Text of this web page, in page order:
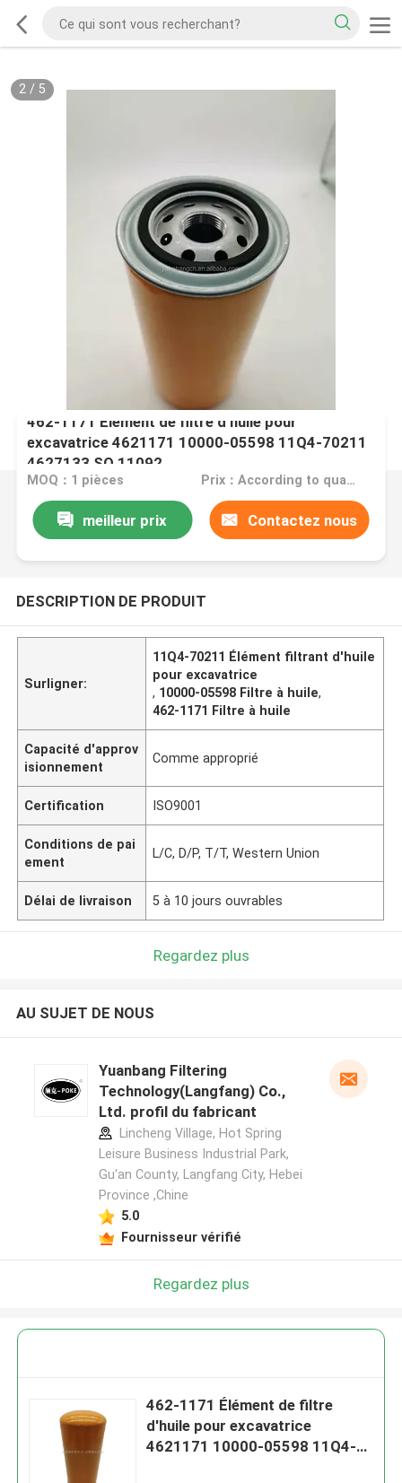
2/ 5
462-1171 Élément de filtre d'huile pour
excavatrice 4621171 10000-05598 11Q4-70211
4627133 SO 11092
MOQ：1 pièces Prix：According to quantity
meilleur prix Contactez nous
DESCRIPTION DE PRODUIT
Surligner:
11Q4-70211 Élément filtrant d'huile
pour excavatrice
, 10000-05598 Filtre à huile,
462-1171 Filtre à huile
Capacité d'approv
isionnement
Comme approprié
Certification ISO9001
Conditions de pai
ement
L/C, D/P, T/T, Western Union
Délai de livraison 5 à 10 jours ouvrables
Regardez plus
AU SUJET DE NOUS
Yuanbang Filtering
Technology(Langfang) Co.,
Ltd. profil du fabricant
Lincheng Village, Hot Spring
Leisure Business Industrial Park,
Gu'an County, Langfang City, Hebei
Province ,Chine
5.0
Fournisseur vérifié
Regardez plus
462-1171 Élément de filtre
d'huile pour excavatrice
4621171 10000-05598 11Q4-